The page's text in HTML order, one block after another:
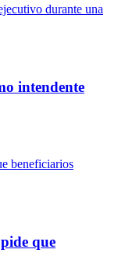
intendente
que